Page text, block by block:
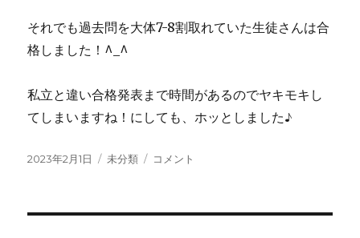
それでも過去問を大体7-8割取れていた生徒さんは合
格しました！^_^
私立と違い合格発表まで時間があるのでヤキモキし
てしまいますね！にしても、ホッとしました♪
投
2023年2月1日
カ
未分類
令
コメント